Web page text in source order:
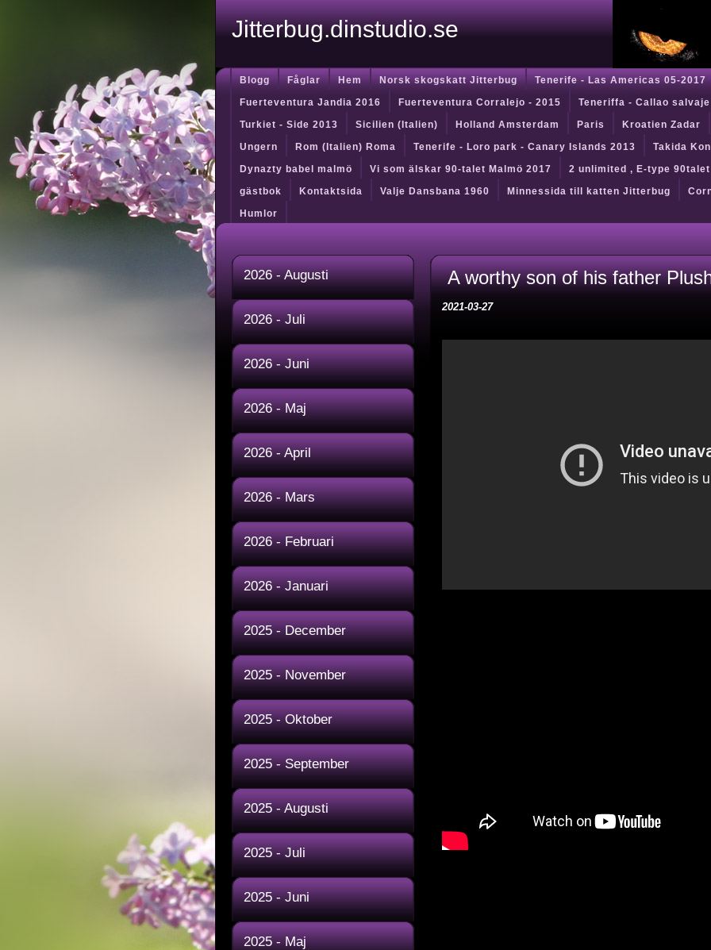
Jitterbug.dinstudio.se
Blogg Fåglar Hem Norsk skogskatt Jitterbug
Tenerife - Las Americas 05-2017
Fuerteventura Jandia 2016
Fuerteventura Corralejo - 2015
Teneriffa - Callao salvaje
Turkiet - Side 2013
Sicilien (Italien) Holland Amsterdam Paris
Kroatien Zadar
Ungern
Rom (Italien) Roma Tenerife - Loro park - Canary Islands 2013
Takida
Dynazty babel malmö
Vi som älskar 90-talet Malmö 2017
2 unlimited , E-type
gästbok
Kontaktsida Valje Dansbana 1960 Minnessida till katten Jitterbug
Humlor
2026 - Augusti
2026 - Juli
2026 - Juni
2026 - Maj
2026 - April
2026 - Mars
2026 - Februari
2026 - Januari
2025 - December
2025 - November
2025 - Oktober
2025 - September
2025 - Augusti
2025 - Juli
2025 - Juni
2025 - Maj
A worthy son of his father
2021-03-27